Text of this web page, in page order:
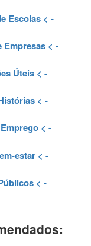
Escolas < -
Empresas< -
Úteis< -
< -
< -
estar < -
< -